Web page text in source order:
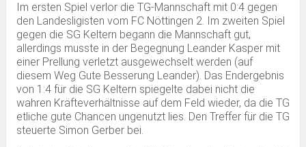
Im ersten Spiel verlor die TG-Mannschaft mit 0:4 gegen
den Landesligisten vom FC Nöttingen 2. Im zweiten Spiel
gegen die SG Keltern begann die Mannschaft gut,
allerdings musste in der Begegnung Leander Kasper mit
einer Prellung verletzt ausgewechselt werden (auf
diesem Weg Gute Besserung Leander). Das Endergebnis
von 1:4 für die SG Keltern spiegelte dabei nicht die
wahren Kräfteverhältnisse auf dem Feld wieder, da die TG
etliche gute Chancen ungenutzt lies. Den Treffer für die TG
steuerte Simon Gerber bei.